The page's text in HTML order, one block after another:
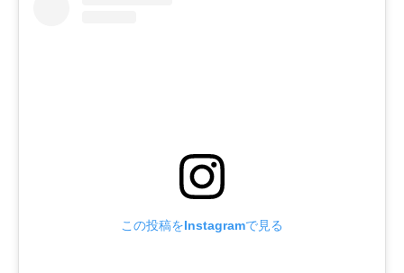
この投稿をInstagramで見る